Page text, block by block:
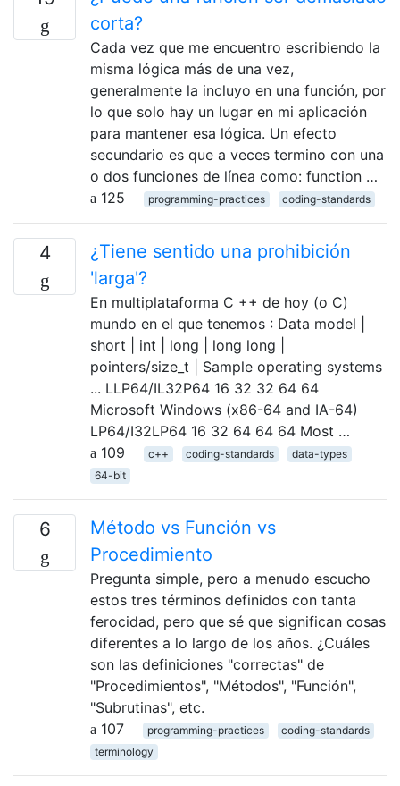
corta?
Cada vez que me encuentro escribiendo la
misma lógica más de una vez,
generalmente la incluyo en una función, por
lo que solo hay un lugar en mi aplicación
para mantener esa lógica. Un efecto
secundario es que a veces termino con una
o dos funciones de línea como: function …
125
programming-practices coding-standards
4
¿Tiene sentido una prohibición
'larga'?
En multiplataforma C ++ de hoy (o C)
mundo en el que tenemos : Data model |
short | int | long | long long |
pointers/size_t | Sample operating systems
... LLP64/IL32P64 16 32 32 64 64
Microsoft Windows (x86-64 and IA-64)
LP64/I32LP64 16 32 64 64 64 Most …
109
c++ coding-standards
data-types
64-bit
6
Método vs Función vs
Procedimiento
Pregunta simple, pero a menudo escucho
estos tres términos definidos con tanta
ferocidad, pero que sé que significan cosas
diferentes a lo largo de los años. ¿Cuáles
son las definiciones "correctas" de
"Procedimientos", "Métodos", "Función",
"Subrutinas", etc.
107
programming-practices
coding-standards
terminology